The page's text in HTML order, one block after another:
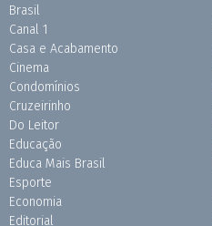
Brasil
Canal 1
Casa e Acabamento
Cinema
Condomínios
Cruzeirinho
Do Leitor
Educação
Educa Mais Brasil
Esporte
Economia
Editorial